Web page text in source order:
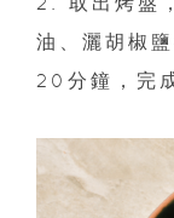
油、灑胡椒
20分鐘，完